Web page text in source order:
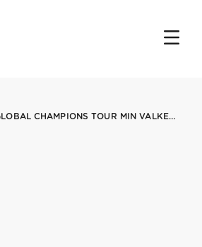
GLOBAL CHAMPIONS TOUR MIN VALKENSWAARD 19082012 VALKENSWAARD